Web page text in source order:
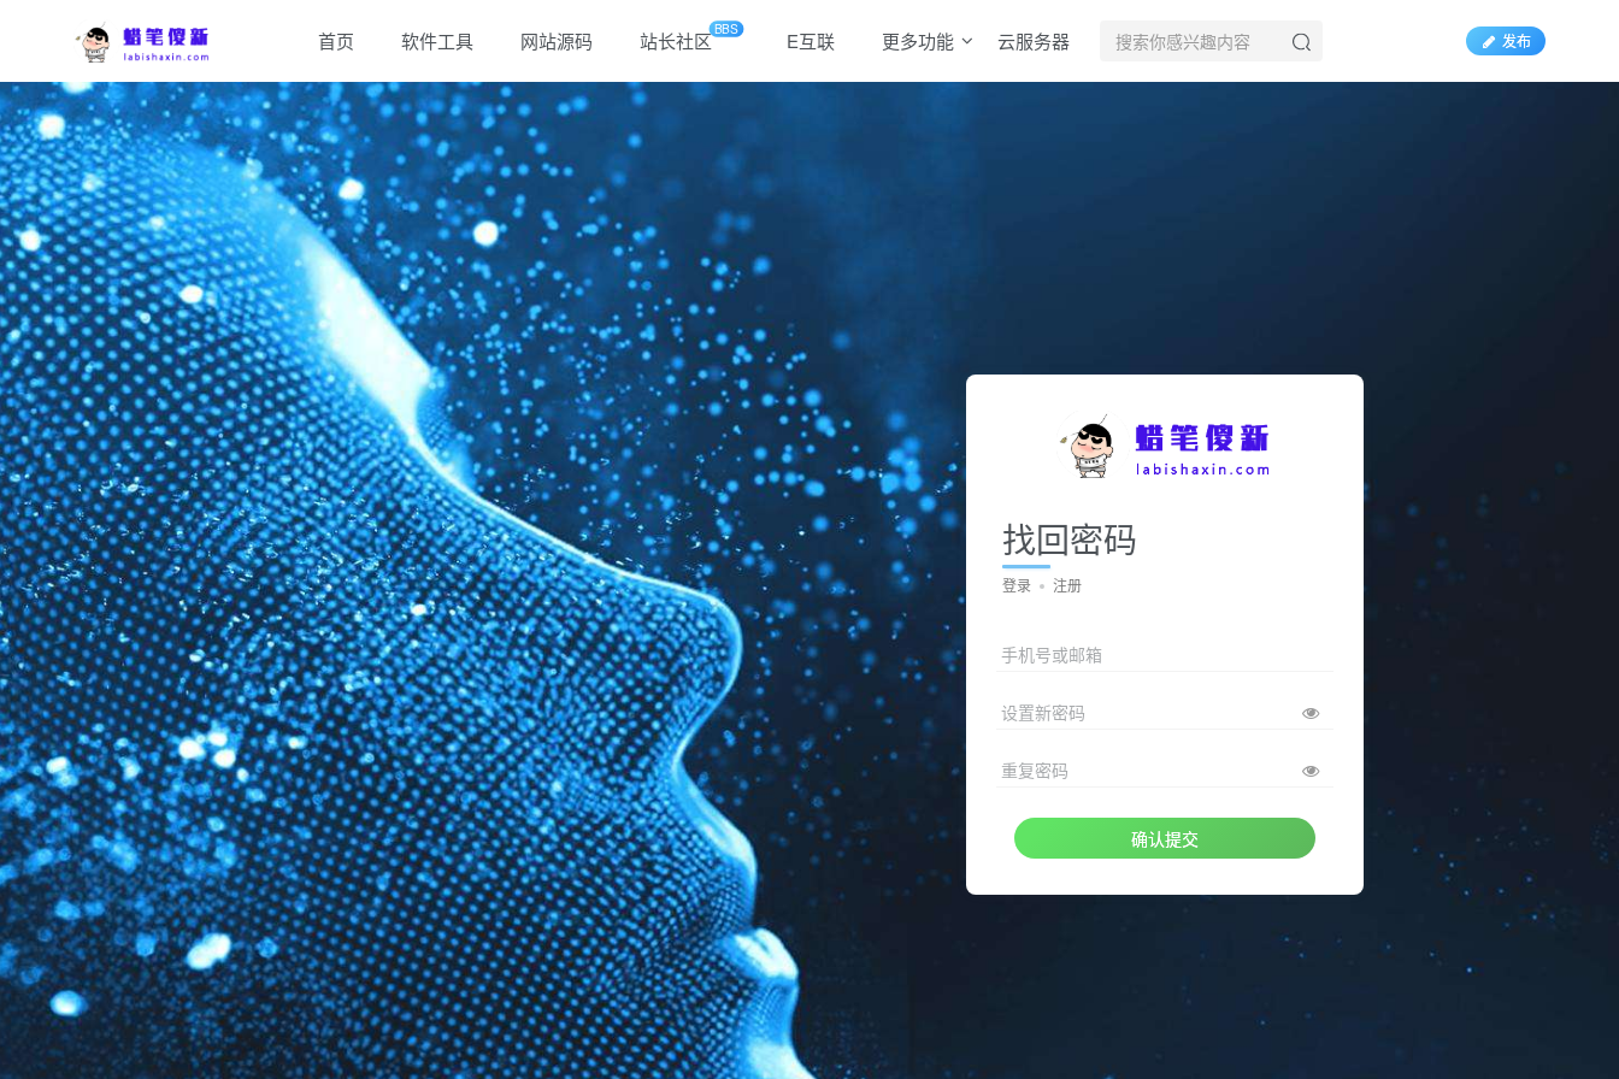
首页 软件工具 网站源码 站长社区BBS E互联 更多功能 云服务器 发布
找回密码
登录 注册
手机号或邮箱
设置新密码
重复密码
确认提交